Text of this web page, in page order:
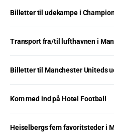
Billetter til udekampe i
Transport fra/til lufthavnen i
Billetter til Manchester Uniteds
Kom med ind på Hotel Football
Heiselbergs fem favoritsteder i